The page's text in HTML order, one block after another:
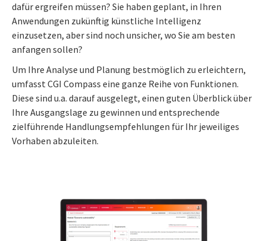
dafür ergreifen müssen? Sie haben geplant, in Ihren
Anwendungen zukünftig künstliche Intelligenz
einzusetzen, aber sind noch unsicher, wo Sie am besten
anfangen sollen?
Um Ihre Analyse und Planung bestmöglich zu erleichtern,
umfasst CGI Compass eine ganze Reihe von Funktionen.
Diese sind u.a. darauf ausgelegt, einen guten Überblick über
Ihre Ausgangslage zu gewinnen und entsprechende
zielführende Handlungsempfehlungen für Ihr jeweiliges
Vorhaben abzuleiten.